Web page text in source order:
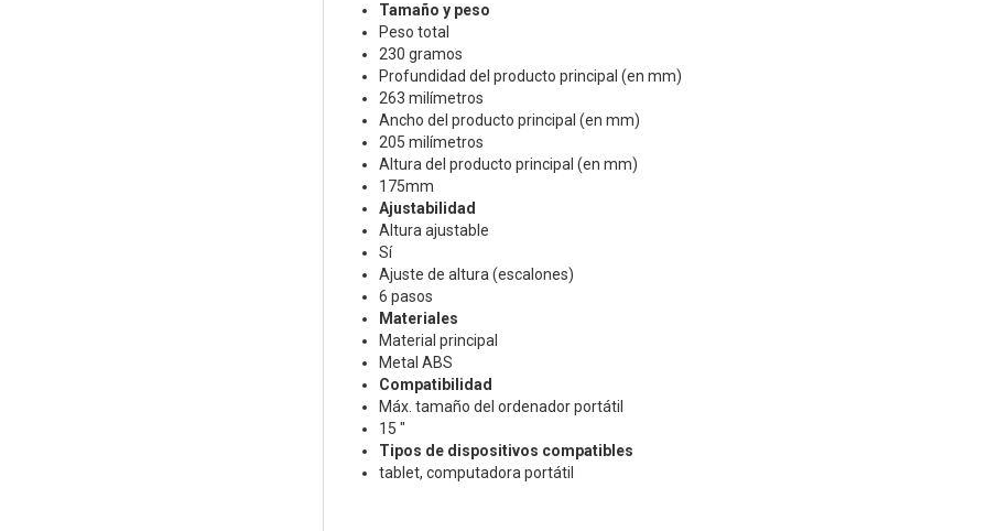
Tamaño y peso
Peso total
230 gramos
Profundidad del producto principal (en mm)
263 milímetros
Ancho del producto principal (en mm)
205 milímetros
Altura del producto principal (en mm)
175mm
Ajustabilidad
Altura ajustable
Sí
Ajuste de altura (escalones)
6 pasos
Materiales
Material principal
Metal ABS
Compatibilidad
Máx. tamaño del ordenador portátil
15 "
Tipos de dispositivos compatibles
tablet, computadora portátil